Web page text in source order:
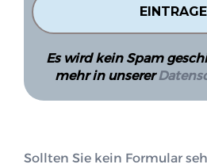
Es wird kein Spam
mehr in unserer
Sollten Sie kein Formular